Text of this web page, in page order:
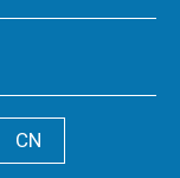
CN